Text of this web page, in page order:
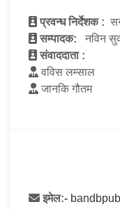
प्रवन्ध निर्देशक :
सम्पादक:
नविन
संवाददाता :
वविस लम्साल
जानकि गौतम
इमेल:-